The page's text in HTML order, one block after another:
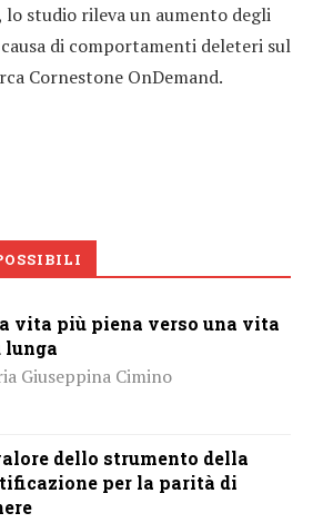
lo studio rileva un aumento degli
di comportamenti deleteri sul
Cornestone OnDemand.
vita più piena verso una vita
lunga
Giuseppina Cimino
dello strumento della
per la parità di